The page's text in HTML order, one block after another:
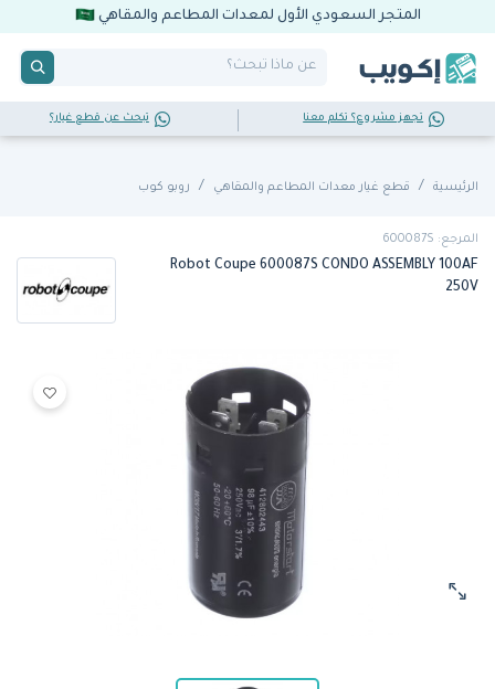
المتجر السعودي الأول لمعدات المطاعم والمقاهي
تجهز مشروع؟ تكلم معنا تبحث عن قطع غيار؟
الرئيسية قطع غيار معدات المطاعم والمقاهي روبو كوب
المرجع: 600087S
Robot Coupe 600087S CONDO ASSEMBLY 100AF
250V